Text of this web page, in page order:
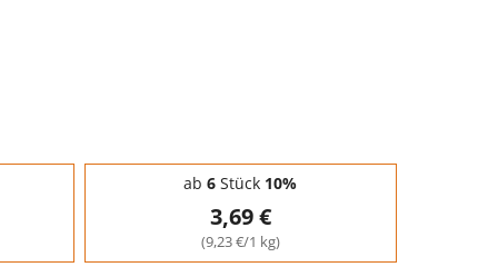
ab 6 Stück 10%
3,69 €
(9,23 €/1 kg)